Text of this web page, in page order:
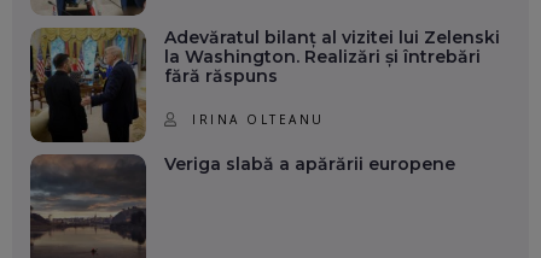
Adevăratul bilanț al vizitei lui Zelenski
la Washington. Realizări și întrebări
fără răspuns
IRINA OLTEANU
Veriga slabă a apărării europene